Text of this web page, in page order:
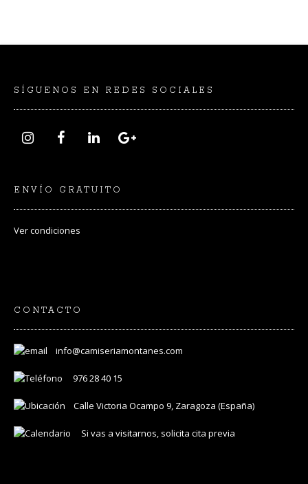
SÍGUENOS EN REDES SOCIALES
ENVÍO GRATUITO
Vercondiciones
CONTACTO
info@camiseriamontanes.com
976 28 40 15
Calle Victoria Ocampo 9, Zaragoza (España)
Si vas a visitarnos, solicita cita previa